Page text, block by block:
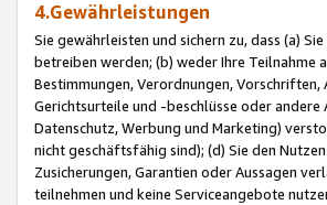
4.Gewährleistungen
Sie gewährleisten und sichern zu, dass (a)
betreiben werden; (b) weder Ihre
Bestimmungen, Verordnungen,
Gerichtsurteile und -beschlüsse oder
Datenschutz, Werbung und Marketing)
nicht geschäftsfähig sind); (d) Sie den
Zusicherungen, Garantien oder Aussagen
teilnehmen und keine Serviceangebote